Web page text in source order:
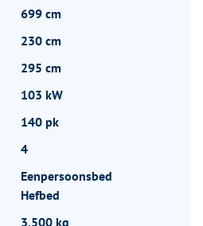
699 cm
230 cm
295 cm
103 kW
140 pk
4
Eenpersoonsbed
Hefbed
3.500 kg